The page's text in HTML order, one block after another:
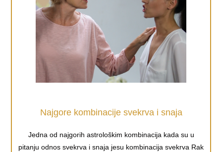
Najgore kombinacije svekrva i snaja
Jedna od najgorih astrološkim kombinacija kada su u
pitanju odnos svekrva i snaja jesu kombinacija svekrva Rak